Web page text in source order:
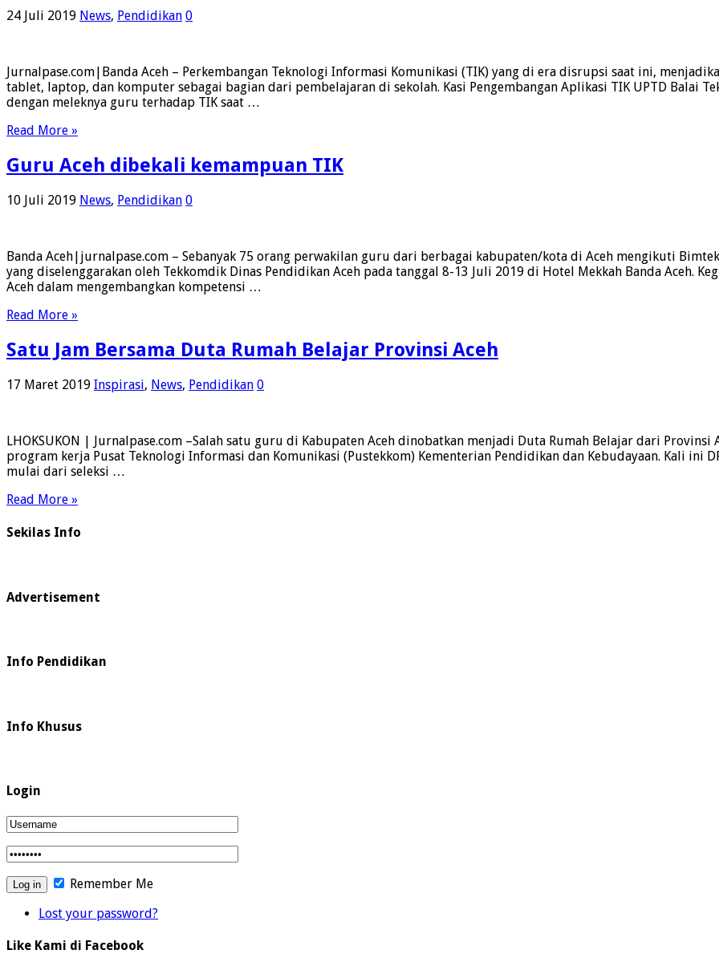
24 Juli 2019 News, Pendidikan 0
Jurnalpase.com|Banda Aceh – Perkembangan Teknologi Informasi Komunikasi (TIK) yang di era disrupsi saat ini,
tablet, laptop, dan komputer sebagai bagian dari pembelajaran di sekolah. Kasi Pengembangan Aplikasi TIK UPTD Balai
dengan meleknya guru terhadap TIK saat …
Read More »
Guru Aceh dibekali kemampuan TIK
10 Juli 2019 News, Pendidikan 0
Banda Aceh|jurnalpase.com – Sebanyak 75 orang perwakilan guru dari berbagai kabupaten/kota di Aceh mengikuti
yang diselenggarakan oleh Tekkomdik Dinas Pendidikan Aceh pada tanggal 8-13 Juli 2019 di Hotel Mekkah Banda Aceh.
Aceh dalam mengembangkan kompetensi …
Read More »
Satu Jam Bersama Duta Rumah Belajar Provinsi Aceh
17 Maret 2019 Inspirasi, News, Pendidikan 0
LHOKSUKON | Jurnalpase.com –Salah satu guru di Kabupaten Aceh dinobatkan menjadi Duta Rumah Belajar dari
program kerja Pusat Teknologi Informasi dan Komunikasi (Pustekkom) Kementerian Pendidikan dan Kebudayaan. Kali ini
mulai dari seleksi …
Read More »
Sekilas Info
Advertisement
Info Pendidikan
Info Khusus
Login
Remember Me
Lost your password?
Like Kami di Facebook